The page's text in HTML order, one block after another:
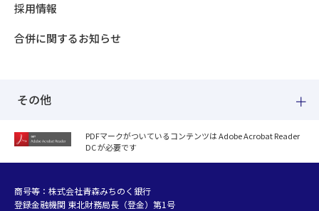
採用情報
合併に関するお知らせ
その他
紛失した場合
個人データおよび法人情報に関するグループ共同利用について
マネー・ローンダリング等及び金融犯罪の防止について
PDFマークがついているコンテンツは Adobe Acrobat Reader
DC が必要です
商号等：株式会社青森みちのく銀行
登録金融機関 東北財務局長（登金）第1号